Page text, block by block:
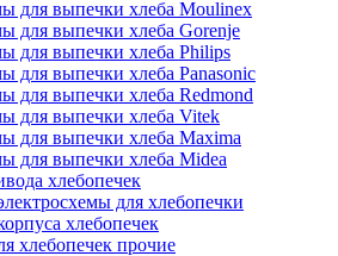
для выпечки хлеба Moulinex
для выпечки хлеба Gorenje
для выпечки хлеба Philips
для выпечки хлеба Panasonic
для выпечки хлеба Redmond
для выпечки хлеба Vitek
для выпечки хлеба Maxima
для выпечки хлеба Midea
хлебопечек
для хлебопечки
хлебопечек
хлебопечек прочие